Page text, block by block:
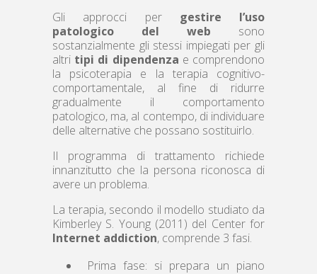
Gli approcci per gestire l’uso
patologico del web sono
sostanzialmente gli stessi impiegati per gli
altri tipi di dipendenza e comprendono
la psicoterapia e la terapia cognitivo-
comportamentale, al fine di ridurre
gradualmente il comportamento
patologico, ma, al contempo, di individuare
delle alternative che possano sostituirlo.
Il programma di trattamento richiede
innanzitutto che la persona riconosca di
avere un problema.
La terapia, secondo il modello studiato da
Kimberley S. Young (2011) del Center for
Internet addiction, comprende 3 fasi.
Prima fase: si prepara un piano